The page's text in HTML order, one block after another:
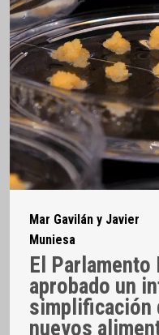
Mar Gavilán y Javier
Muniesa
El Parlamento
aprobado un
simplificación
nuevos